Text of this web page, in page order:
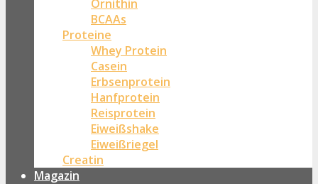
Ornithin
BCAAs
Proteine
Whey Protein
Casein
Erbsenprotein
Hanfprotein
Reisprotein
Eiweißshake
Eiweißriegel
Creatin
Magazin